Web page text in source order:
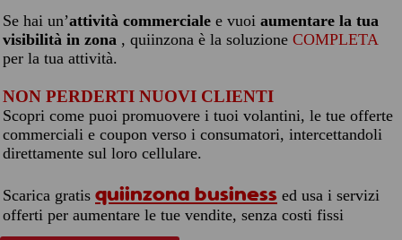
Se hai un’attività commerciale e vuoi aumentare la tua
visibilità in zona , quiinzona è la soluzione COMPLETA
per la tua attività.
NON PERDERTI NUOVI CLIENTI
Scopri come puoi promuovere i tuoi volantini, le tue offerte
commerciali e coupon verso i consumatori, intercettandoli
direttamente sul loro cellulare.
Scarica gratis quiinzona business ed usa i servizi
offerti per aumentare le tue vendite, senza costi fissi